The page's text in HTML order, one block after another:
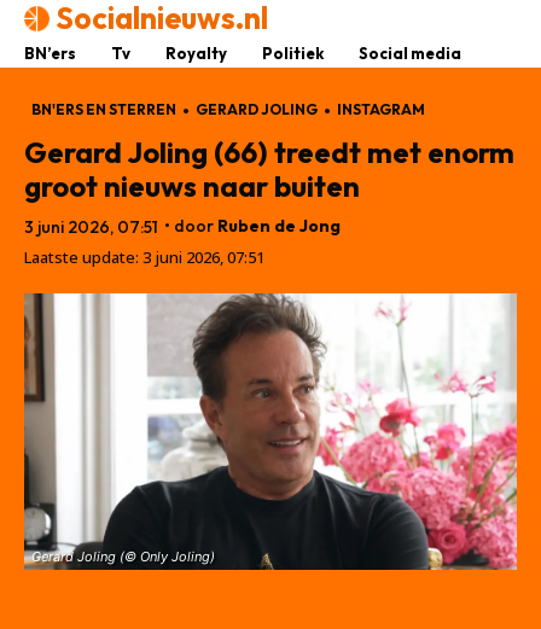
Socialnieuws.nl
BN’ers Tv Royalty Politiek Social media
BN'ERS EN STERREN GERARD JOLING INSTAGRAM
Gerard Joling (66) treedt met enorm
groot nieuws naar buiten
3 juni 2026, 07:51 • door Ruben de Jong
Laatste update: 3 juni 2026, 07:51
Gerard Joling (© Only Joling)